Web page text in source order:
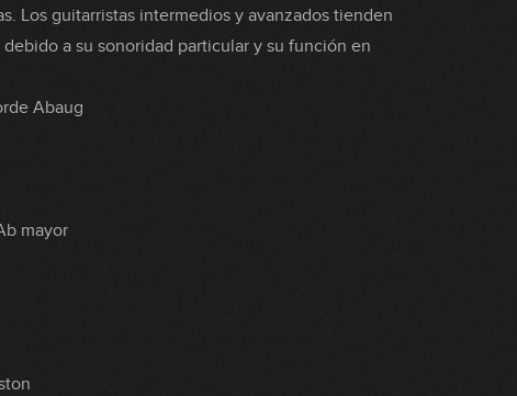
Los guitarristas intermedios y avanzados tienden
a su sonoridad particular y su función en
Abaug
mayor